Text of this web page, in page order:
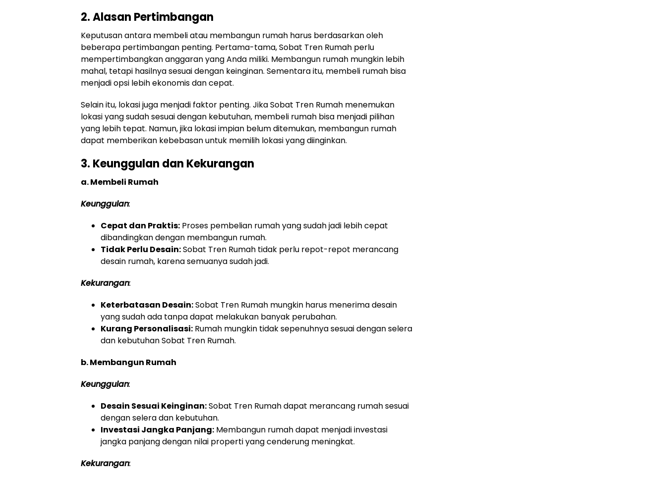
2. Alasan Pertimbangan
Keputusan antara membeli atau membangun rumah harus berdasarkan oleh
beberapa pertimbangan penting. Pertama-tama, Sobat Tren Rumah perlu
mempertimbangkan anggaran yang Anda miliki. Membangun rumah mungkin lebih
mahal, tetapi hasilnya sesuai dengan keinginan. Sementara itu, membeli rumah bisa
menjadi opsi lebih ekonomis dan cepat.
Selain itu, lokasi juga menjadi faktor penting. Jika Sobat Tren Rumah menemukan
lokasi yang sudah sesuai dengan kebutuhan, membeli rumah bisa menjadi pilihan
yang lebih tepat. Namun, jika lokasi impian belum ditemukan, membangun rumah
dapat memberikan kebebasan untuk memilih lokasi yang diinginkan.
3. Keunggulan dan Kekurangan
a. Membeli Rumah
Keunggulan:
Cepat dan Praktis: Proses pembelian rumah yang sudah jadi lebih cepat
dibandingkan dengan membangun rumah.
Tidak Perlu Desain:Sobat Tren Rumah tidak perlu repot-repot merancang
desain rumah, karena semuanya sudah jadi.
Kekurangan:
Keterbatasan Desain:Sobat Tren Rumah mungkin harus menerima desain
yang sudah ada tanpa dapat melakukan banyak perubahan.
Kurang Personalisasi: Rumah mungkin tidak sepenuhnya sesuai dengan selera
dan kebutuhan Sobat Tren Rumah.
b. Membangun Rumah
Keunggulan:
Desain Sesuai Keinginan:Sobat Tren Rumah dapat merancang rumah sesuai
dengan selera dan kebutuhan.
Investasi Jangka Panjang: Membangun rumah dapat menjadi investasi
jangka panjang dengan nilai properti yang cenderung meningkat.
Kekurangan: